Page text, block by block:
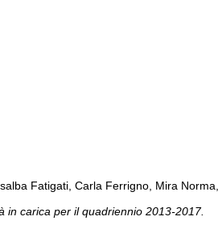
Fatigati, Carla Ferrigno, Mira
in carica per il quadriennio 2013-2017.